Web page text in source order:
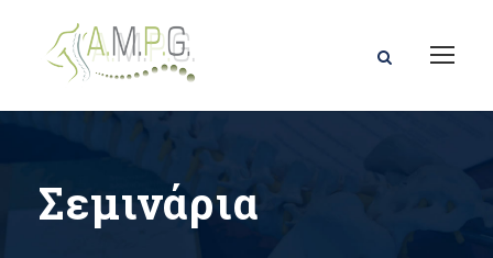
Σεμινάρια